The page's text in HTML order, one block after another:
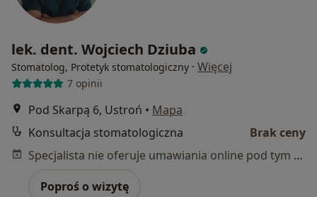
lek. dent. Wojciech Dziuba
Stomatolog, Protetyk stomatologiczny · Więcej
7 opinii
Pod Skarpą 6, Ustroń • Mapa
Konsultacja stomatologiczna
Brak ceny
Specjalista nie oferuje umawiania online pod tym adresem.
Poproś o wizytę